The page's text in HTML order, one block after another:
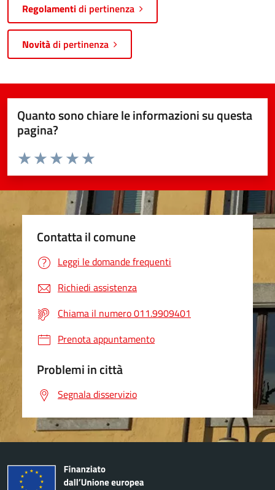
Regolamentidi pertinenza
Novitàdi pertinenza
Quanto sono chiare le informazioni su questa
pagina?
Valuta da 1 a 5 stelle la pagina
Valuta 5 stelle su 5
Valuta 4 stelle su 5
Valuta 3 stelle su 5
Valuta 2 stelle su 5
Valuta 1 stelle su 5
Contatta il comune
Leggi le domande frequenti
Richiedi assistenza
Chiama il numero 011.9909401
Prenota appuntamento
Problemi in città
Segnala disservizio